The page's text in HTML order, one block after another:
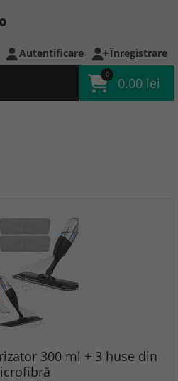
Autentificare Înregistrare
0
0.00 lei
300 ml + 3 huse din